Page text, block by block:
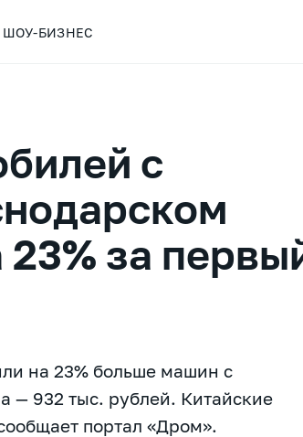
ШОУ-БИЗНЕС
с
за
на 23% больше машин с
— 932 тыс. рублей. Китайские
портал «Дром».